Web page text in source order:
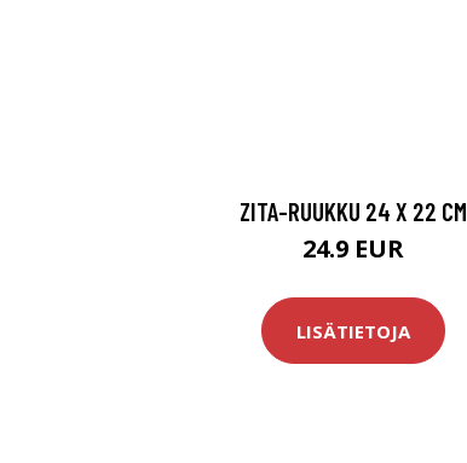
ZITA-RUUKKU 24 X 22 CM
24.9 EUR
LISÄTIETOJA